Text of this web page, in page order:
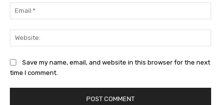
Save my name, email, and website in this browser for the next
time I comment.